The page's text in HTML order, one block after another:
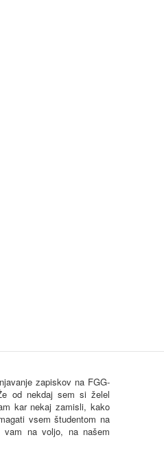
zapiskov na FGG-
od nekdaj sem si želel
kar nekaj zamisli, kako
vsem študentom na
vam na voljo, na našem